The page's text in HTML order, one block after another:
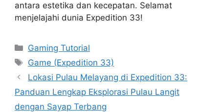
antara estetika dan kecepatan. Selamat
menjelajahi dunia Expedition 33!
Categories
Gaming Tutorial
Tags
Game (Expedition 33)
Lokasi Pulau Melayang di Expedition 33:
Panduan Lengkap Eksplorasi Pulau Langit
dengan Sayap Terbang